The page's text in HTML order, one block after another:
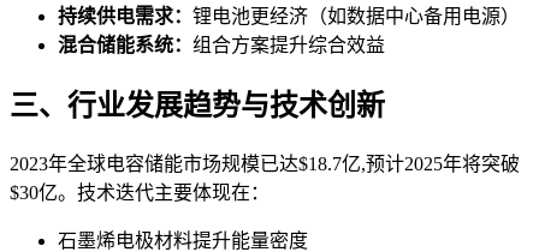
持续供电需求： 锂电池更经济（如数据中心备用电源）
混合储能系统： 组合方案提升综合效益
三、行业发展趋势与技术创新
2023年全球电容储能市场规模已达$18.7亿,预计2025年将突破
$30亿。技术迭代主要体现在：
石墨烯电极材料提升能量密度